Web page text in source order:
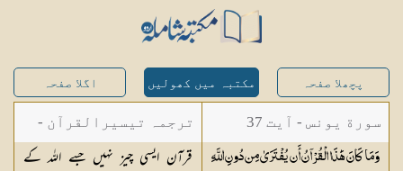
پچھلا صفحہ مکتبہ میں کھولیں اگلا صفحہ
سورة یونس - آیت 37
وَمَا كَانَ هَٰذَا الْقُرْآنُ أَن يُفْتَرَىٰ مِن دُونِ اللَّهِ
ترجمہ تیسیرالقرآن -
مولانا عبد الرحمن
قرآن ایسی چیز نہیں جسے اللہ کے